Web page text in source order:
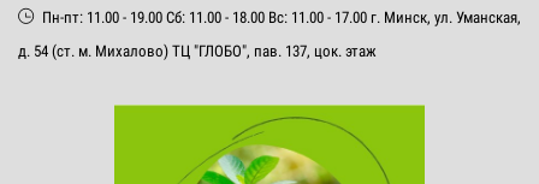
Пн-пт: 11.00 - 19.00 Сб: 11.00 - 18.00 Вс: 11.00 - 17.00 г. Минск, ул. Уманская,
д. 54 (ст. м. Михалово) ТЦ "ГЛОБО", пав. 137, цок. этаж